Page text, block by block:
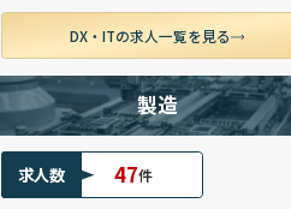
DX・ITの求人一覧を見る
製造
求人数 47件